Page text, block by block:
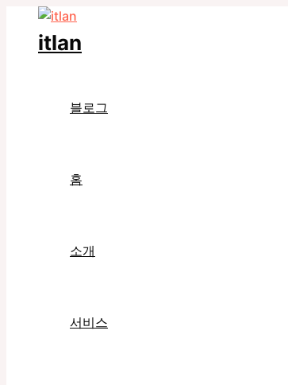
itlan
블로그
홈
소개
서비스